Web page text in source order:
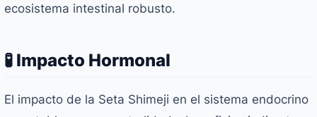
ecosistema intestinal robusto.
🧪 Impacto Hormonal
El impacto de la Seta Shimeji en el sistema endocrino